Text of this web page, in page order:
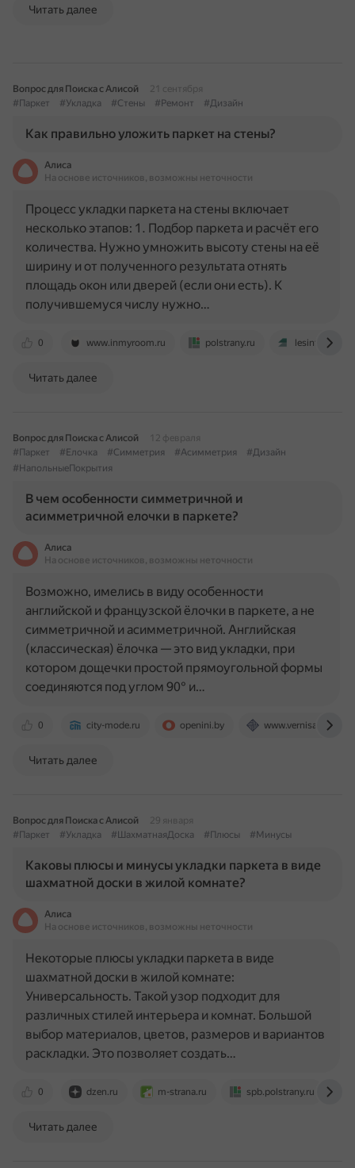
Читать далее
Вопрос для Поиска с Алисой
21 сентября
#Паркет
#Укладка #Стены #Ремонт #Дизайн
Как правильно уложить паркет на стены?
Алиса
На основе источников, возможны неточности
0 www.inmyroom.ru polstrany.ru lesinter.ru
Процесс укладки паркета на стены включает
несколько этапов: 1. Подбор паркета и расчёт его
количества. Нужно умножить высоту стены на её
ширину и от полученного результата отнять
площадь окон или дверей (если они есть). К
получившемуся числу нужно…
Читать далее
Вопрос для Поиска с Алисой
12 февраля
#Паркет
#Елочка #Симметрия #Асимметрия
#Дизайн
#НапольныеПокрытия
В чем особенности симметричной и
асимметричной елочки в паркете?
Алиса
На основе источников, возможны неточности
0 city-mode.ru openini.by www.vernisage-
Возможно, имелись в виду особенности
английской и французской ёлочки в паркете, а не
симметричной и асимметричной. Английская
(классическая) ёлочка — это вид укладки, при
котором дощечки простой прямоугольной формы
соединяются под углом 90° и…
Читать далее
Вопрос для Поиска с Алисой
29 января
#Паркет
#Укладка #ШахматнаяДоска #Плюсы #Минусы
Каковы плюсы и минусы укладки паркета в виде
шахматной доски в жилой комнате?
Алиса
На основе источников, возможны неточности
0 dzen.ru m-strana.ru spb.polstrany.ru
Некоторые плюсы укладки паркета в виде
шахматной доски в жилой комнате:
Универсальность. Такой узор подходит для
различных стилей интерьера и комнат. Большой
выбор материалов, цветов, размеров и вариантов
раскладки. Это позволяет создать…
Читать далее